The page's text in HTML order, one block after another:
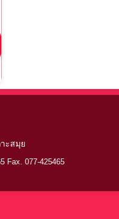
ะสมุย
Fax. 077-425465